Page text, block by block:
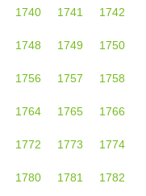
1740 1741 1742
1748 1749 1750
1756 1757 1758
1764 1765 1766
1772 1773 1774
1780 1781 1782